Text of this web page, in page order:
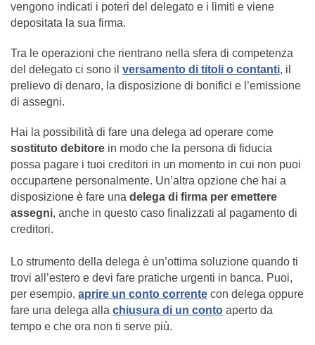
vengono indicati i poteri del delegato e i limiti e viene
depositata la sua firma.
Tra le operazioni che rientrano nella sfera di competenza
del delegato ci sono il versamento di titoli o contanti, il
prelievo di denaro, la disposizione di bonifici e l’emissione
di assegni.
Hai la possibilità di fare una delega ad operare come
sostituto debitore in modo che la persona di fiducia
possa pagare i tuoi creditori in un momento in cui non puoi
occupartene personalmente. Un’altra opzione che hai a
disposizione è fare una delega di firma per emettere
assegni, anche in questo caso finalizzati al pagamento di
creditori.
Lo strumento della delega è un’ottima soluzione quando ti
trovi all’estero e devi fare pratiche urgenti in banca. Puoi,
per esempio, aprire un conto corrente con delega oppure
fare una delega alla chiusura di un conto aperto da
tempo e che ora non ti serve più.